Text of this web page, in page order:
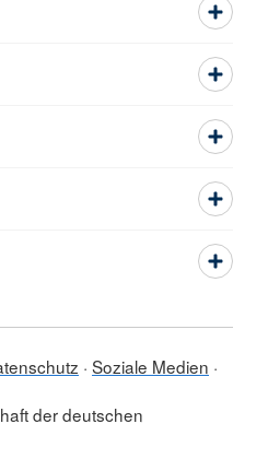
Soziale Medien
der deutschen